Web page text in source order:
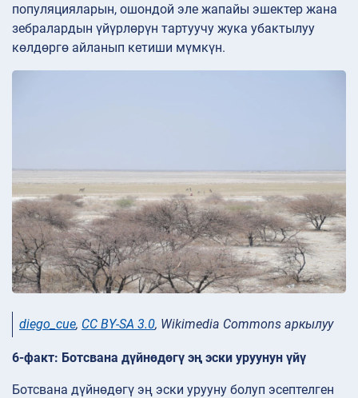
популяцияларын, ошондой эле жапайы эшектер жана
зебралардын үйүрлөрүн тартуучу жука убактылуу
көлдөргө айланып кетиши мүмкүн.
diego_cue, CC BY-SA 3.0, Wikimedia Commons аркылуу
6-факт: Ботсвана дүйнөдөгү эң эски уруунун үйү
Ботсвана дүйнөдөгү эң эски урууну болуп эсептелген